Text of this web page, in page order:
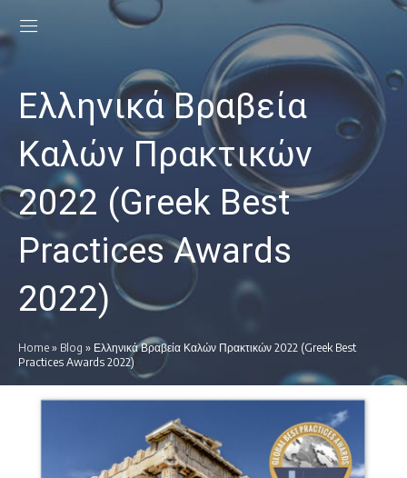
Ελληνικά Βραβεία
Καλών Πρακτικών
2022 (Greek Best
Practices Awards
2022)
Home » Blog » Ελληνικά Βραβεία Καλών Πρακτικών 2022 (Greek Best
Practices Awards 2022)